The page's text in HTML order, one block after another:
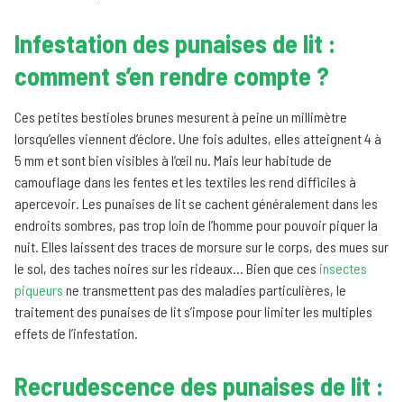
Infestation des punaises de lit :
comment s’en rendre compte ?
Ces petites bestioles brunes mesurent à peine un millimètre
lorsqu’elles viennent d’éclore. Une fois adultes, elles atteignent 4 à
5 mm et sont bien visibles à l’œil nu. Mais leur habitude de
camouflage dans les fentes et les textiles les rend difficiles à
apercevoir. Les punaises de lit se cachent généralement dans les
endroits sombres, pas trop loin de l’homme pour pouvoir piquer la
nuit. Elles laissent des traces de morsure sur le corps, des mues sur
le sol, des taches noires sur les rideaux… Bien que ces insectes
piqueurs ne transmettent pas des maladies particulières, le
traitement des punaises de lit s’impose pour limiter les multiples
effets de l’infestation.
Recrudescence des punaises de lit :